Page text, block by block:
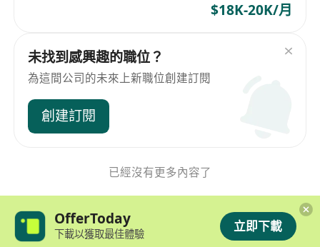
$18K-20K/月
未找到感興趣的職位？
為這間公司的未來上新職位創建訂閱
創建訂閱
已經沒有更多內容了
OfferToday
下載以獲取最佳體驗 立即下載